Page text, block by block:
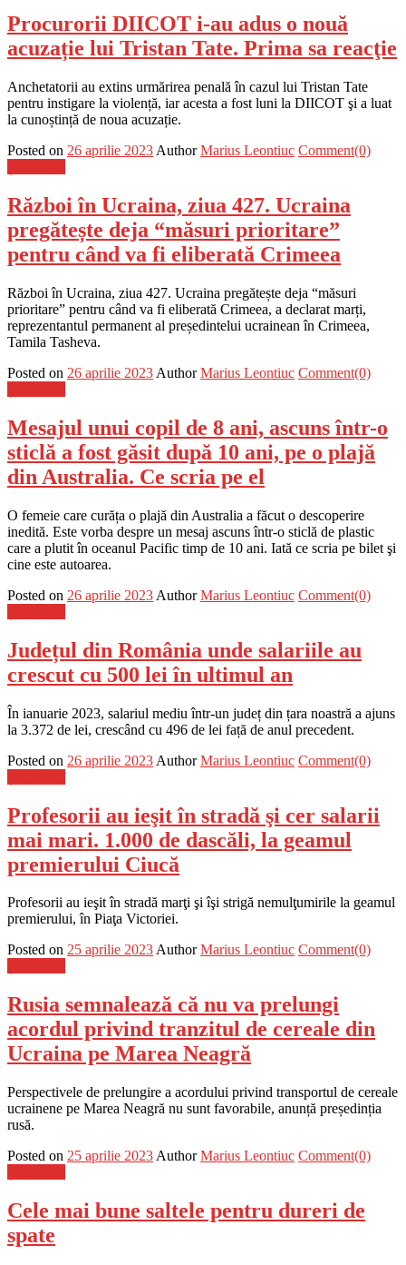
Procurorii DIICOT i-au adus o nouă
acuzație lui Tristan Tate. Prima sa reacţie
Anchetatorii au extins urmărirea penală în cazul lui Tristan Tate
pentru instigare la violență, iar acesta a fost luni la DIICOT şi a luat
la cunoștință de noua acuzație.
Posted on 26 aprilie 2023 Author Marius Leontiuc Comment(0)
Război în Ucraina, ziua 427. Ucraina
pregătește deja “măsuri prioritare”
pentru când va fi eliberată Crimeea
Război în Ucraina, ziua 427. Ucraina pregătește deja “măsuri
prioritare” pentru când va fi eliberată Crimeea, a declarat marți,
reprezentantul permanent al președintelui ucrainean în Crimeea,
Tamila Tasheva.
Posted on 26 aprilie 2023 Author Marius Leontiuc Comment(0)
Mesajul unui copil de 8 ani, ascuns într-o
sticlă a fost găsit după 10 ani, pe o plajă
din Australia. Ce scria pe el
O femeie care curăța o plajă din Australia a făcut o descoperire
inedită. Este vorba despre un mesaj ascuns într-o sticlă de plastic
care a plutit în oceanul Pacific timp de 10 ani. Iată ce scria pe bilet şi
cine este autoarea.
Posted on 26 aprilie 2023 Author Marius Leontiuc Comment(0)
Județul din România unde salariile au
crescut cu 500 lei în ultimul an
În ianuarie 2023, salariul mediu într-un județ din țara noastră a ajuns
la 3.372 de lei, crescând cu 496 de lei față de anul precedent.
Posted on 26 aprilie 2023 Author Marius Leontiuc Comment(0)
Profesorii au ieşit în stradă şi cer salarii
mai mari. 1.000 de dascăli, la geamul
premierului Ciucă
Profesorii au ieşit în stradă marţi şi îşi strigă nemulţumirile la geamul
premierului, în Piaţa Victoriei.
Posted on 25 aprilie 2023Author Marius Leontiuc Comment(0)
Rusia semnalează că nu va prelungi
acordul privind tranzitul de cereale din
Ucraina pe Marea Neagră
Perspectivele de prelungire a acordului privind transportul de cereale
ucrainene pe Marea Neagră nu sunt favorabile, anunță președinția
rusă.
Posted on 25 aprilie 2023 Author Marius Leontiuc Comment(0)
Cele mai bune saltele pentru dureri de
spate